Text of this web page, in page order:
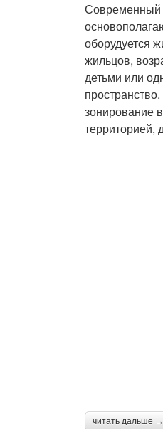
Современный
оборудуется
жильцов,
детьми или
зонирование
территорией,
читать дальше →